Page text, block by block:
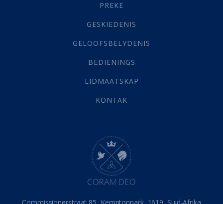
(21)
Grys Areas(4)
Lewensdoel(3)
Selfondersoek(1)
Werk(22)
(142)
Hemel (31)
Israel (14)
Millennium(1)
Oordeelsdag(19)
Verheerlikte liggaam
PREKE
GESKIEDENIS
GELOOFSBELYDENIS
BEDIENINGS
LIDMAATSKAP
KONTAK